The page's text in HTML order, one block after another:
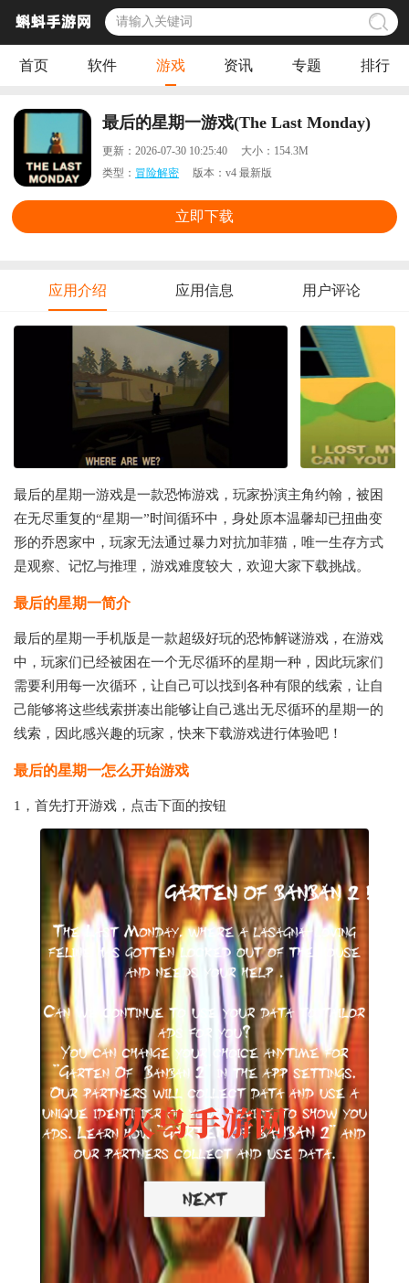
首页 软件 游戏 资讯 专题 排行
最后的星期一游戏(The Last Monday)
更新： 2026-07-30 10:25:40 大小： 154.3M
类型： 冒险解密 版本： v4 最新版
立即下载
应用介绍 应用信息 用户评论
最后的星期一游戏是一款恐怖游戏，玩家扮演主角约翰，被困
在无尽重复的“星期一”时间循环中，身处原本温馨却已扭曲变
形的乔恩家中，玩家无法通过暴力对抗加菲猫，唯一生存方式
是观察、记忆与推理，游戏难度较大，欢迎大家下载挑战。
最后的星期一简介
最后的星期一手机版是一款超级好玩的恐怖解谜游戏，在游戏
中，玩家们已经被困在一个无尽循环的星期一种，因此玩家们
需要利用每一次循环，让自己可以找到各种有限的线索，让自
己能够将这些线索拼凑出能够让自己逃出无尽循环的星期一的
线索，因此感兴趣的玩家，快来下载游戏进行体验吧！
最后的星期一怎么开始游戏
1，首先打开游戏，点击下面的按钮